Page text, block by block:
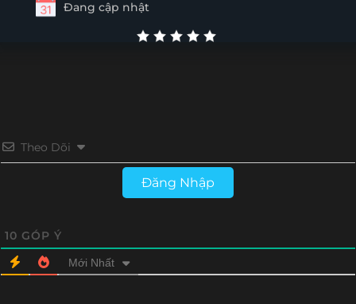
Đang cập nhật
Theo Dõi
Đăng Nhập
10 GÓP Ý
Mới Nhất